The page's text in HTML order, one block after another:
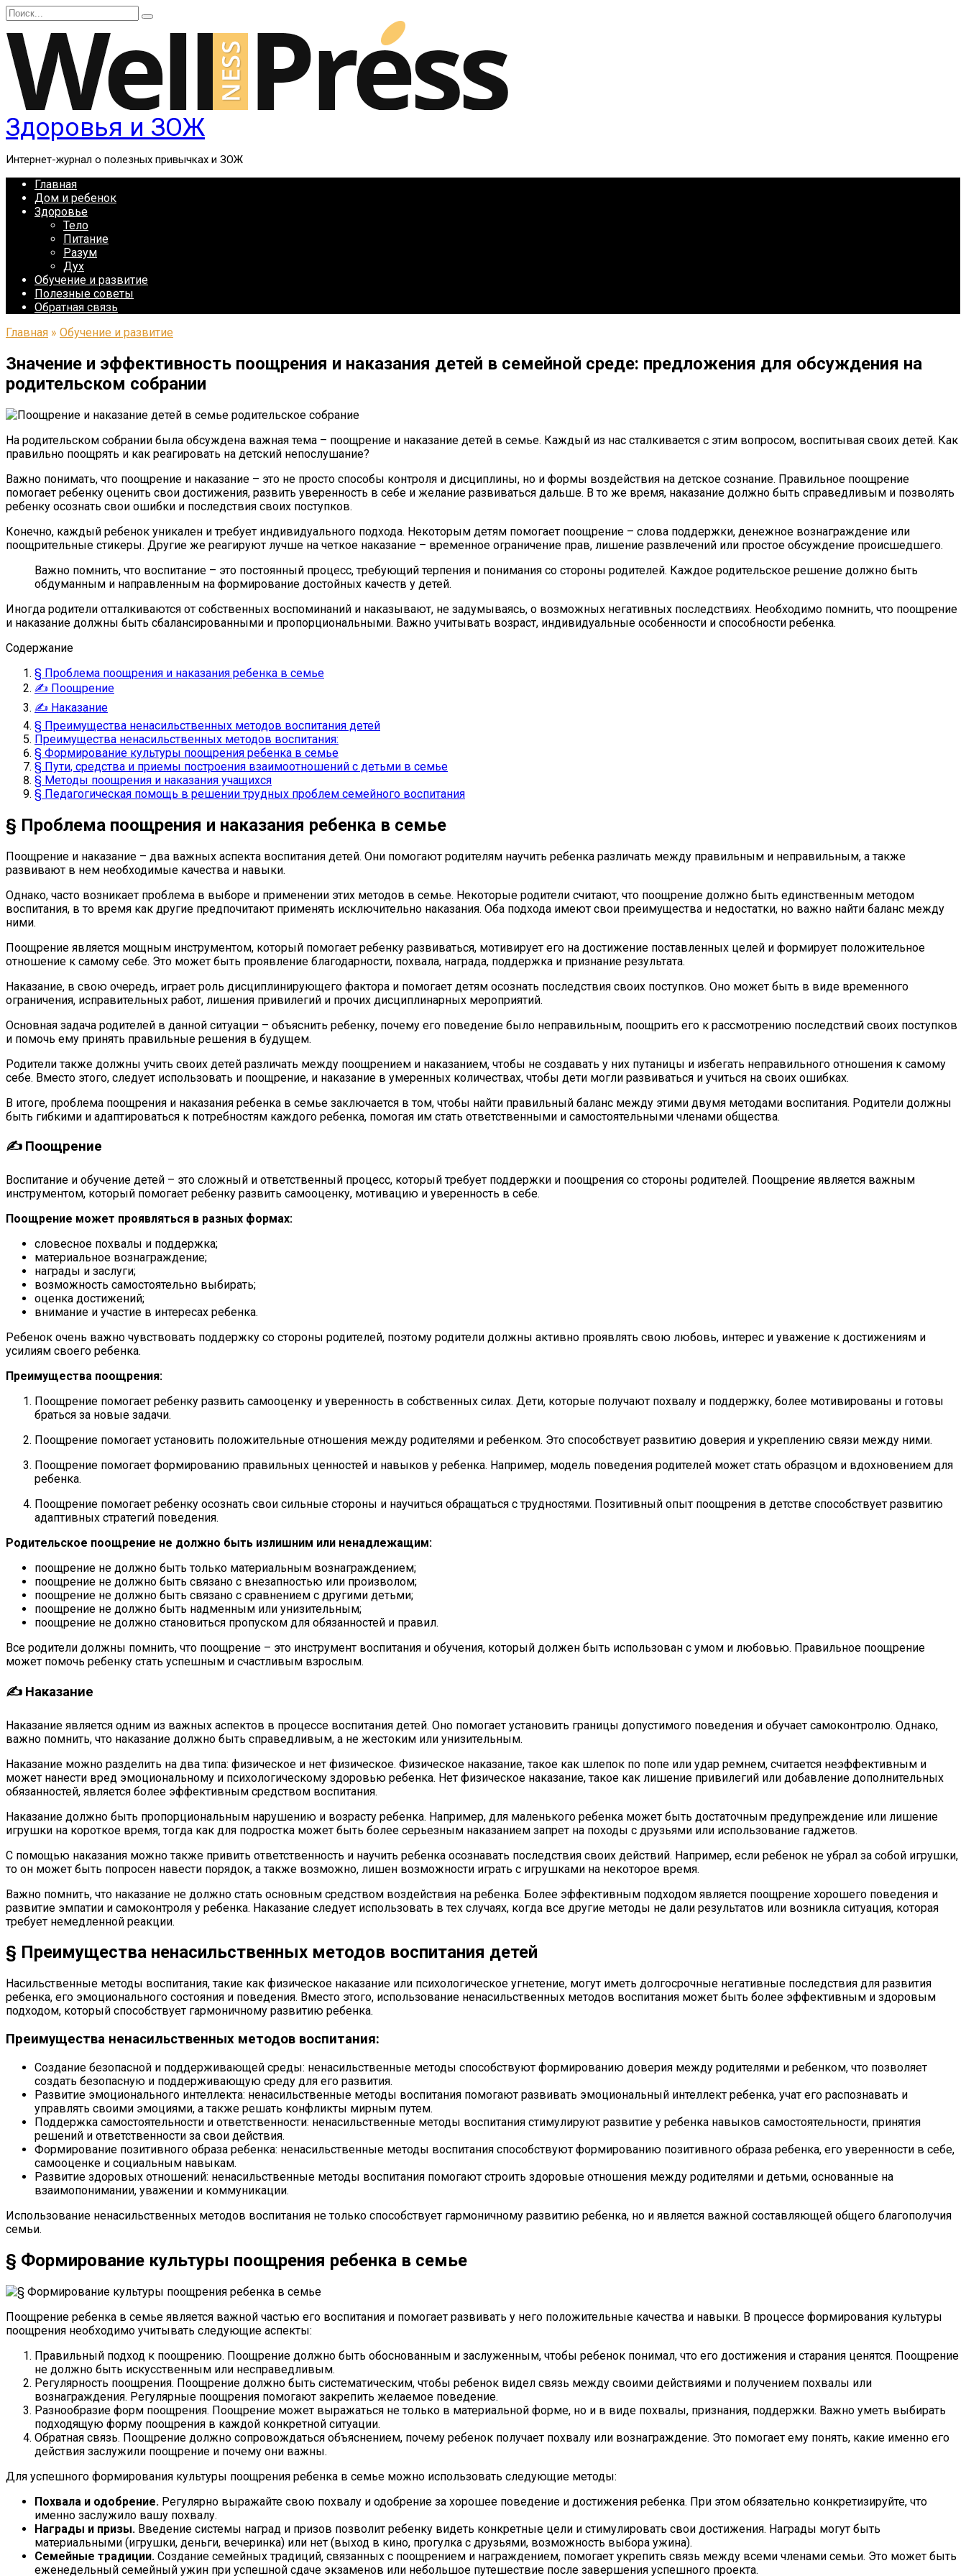
Перейти
к
содержанию
Search
for:
Здоровья и ЗОЖ
Интернет-журнал о полезных привычках и ЗОЖ
Главная
Дом и ребенок
Здоровье
Тело
Питание
Разум
Дух
Обучение и развитие
Полезные советы
Обратная связь
Главная » Обучение и развитие
Значение и эффективность поощрения и наказания детей в семейной среде: предложения для обсуждения на
родительском собрании
На родительском собрании была обсуждена важная тема – поощрение и наказание детей в семье. Каждый из нас сталкивается с этим вопросом, воспитывая своих детей. Как
правильно поощрять и как реагировать на детский непослушание?
Важно понимать, что поощрение и наказание – это не просто способы контроля и дисциплины, но и формы воздействия на детское сознание. Правильное поощрение
помогает ребенку оценить свои достижения, развить уверенность в себе и желание развиваться дальше. В то же время, наказание должно быть справедливым и позволять
ребенку осознать свои ошибки и последствия своих поступков.
Конечно, каждый ребенок уникален и требует индивидуального подхода. Некоторым детям помогает поощрение – слова поддержки, денежное вознаграждение или
поощрительные стикеры. Другие же реагируют лучше на четкое наказание – временное ограничение прав, лишение развлечений или простое обсуждение происшедшего.
Важно помнить, что воспитание – это постоянный процесс, требующий терпения и понимания со стороны родителей. Каждое родительское решение должно быть
обдуманным и направленным на формирование достойных качеств у детей.
Иногда родители отталкиваются от собственных воспоминаний и наказывают, не задумываясь, о возможных негативных последствиях. Необходимо помнить, что поощрение
и наказание должны быть сбалансированными и пропорциональными. Важно учитывать возраст, индивидуальные особенности и способности ребенка.
Содержание
§ Проблема поощрения и наказания ребенка в семье
✍ Поощрение
✍ Наказание
§ Преимущества ненасильственных методов воспитания детей
Преимущества ненасильственных методов воспитания:
§ Формирование культуры поощрения ребенка в семье
§ Пути, средства и приемы построения взаимоотношений с детьми в семье
§ Методы поощрения и наказания учащихся
§ Педагогическая помощь в решении трудных проблем семейного воспитания
§ Проблема поощрения и наказания ребенка в семье
Поощрение и наказание – два важных аспекта воспитания детей. Они помогают родителям научить ребенка различать между правильным и неправильным, а также
развивают в нем необходимые качества и навыки.
Однако, часто возникает проблема в выборе и применении этих методов в семье. Некоторые родители считают, что поощрение должно быть единственным методом
воспитания, в то время как другие предпочитают применять исключительно наказания. Оба подхода имеют свои преимущества и недостатки, но важно найти баланс между
ними.
Поощрение является мощным инструментом, который помогает ребенку развиваться, мотивирует его на достижение поставленных целей и формирует положительное
отношение к самому себе. Это может быть проявление благодарности, похвала, награда, поддержка и признание результата.
Наказание, в свою очередь, играет роль дисциплинирующего фактора и помогает детям осознать последствия своих поступков. Оно может быть в виде временного
ограничения, исправительных работ, лишения привилегий и прочих дисциплинарных мероприятий.
Основная задача родителей в данной ситуации – объяснить ребенку, почему его поведение было неправильным, поощрить его к рассмотрению последствий своих поступков
и помочь ему принять правильные решения в будущем.
Родители также должны учить своих детей различать между поощрением и наказанием, чтобы не создавать у них путаницы и избегать неправильного отношения к самому
себе. Вместо этого, следует использовать и поощрение, и наказание в умеренных количествах, чтобы дети могли развиваться и учиться на своих ошибках.
В итоге, проблема поощрения и наказания ребенка в семье заключается в том, чтобы найти правильный баланс между этими двумя методами воспитания. Родители должны
быть гибкими и адаптироваться к потребностям каждого ребенка, помогая им стать ответственными и самостоятельными членами общества.
✍ Поощрение
Воспитание и обучение детей – это сложный и ответственный процесс, который требует поддержки и поощрения со стороны родителей. Поощрение является важным
инструментом, который помогает ребенку развить самооценку, мотивацию и уверенность в себе.
Поощрение может проявляться в разных формах:
словесное похвалы и поддержка;
материальное вознаграждение;
награды и заслуги;
возможность самостоятельно выбирать;
оценка достижений;
внимание и участие в интересах ребенка.
Ребенок очень важно чувствовать поддержку со стороны родителей, поэтому родители должны активно проявлять свою любовь, интерес и уважение к достижениям и
усилиям своего ребенка.
Преимущества поощрения:
Поощрение помогает ребенку развить самооценку и уверенность в собственных силах. Дети, которые получают похвалу и поддержку, более мотивированы и готовы
браться за новые задачи.
Поощрение помогает установить положительные отношения между родителями и ребенком. Это способствует развитию доверия и укреплению связи между ними.
Поощрение помогает формированию правильных ценностей и навыков у ребенка. Например, модель поведения родителей может стать образцом и вдохновением для
ребенка.
Поощрение помогает ребенку осознать свои сильные стороны и научиться обращаться с трудностями. Позитивный опыт поощрения в детстве способствует развитию
адаптивных стратегий поведения.
Родительское поощрение не должно быть излишним или ненадлежащим:
поощрение не должно быть только материальным вознаграждением;
поощрение не должно быть связано с внезапностью или произволом;
поощрение не должно быть связано с сравнением с другими детьми;
поощрение не должно быть надменным или унизительным;
поощрение не должно становиться пропуском для обязанностей и правил.
Все родители должны помнить, что поощрение – это инструмент воспитания и обучения, который должен быть использован с умом и любовью. Правильное поощрение
может помочь ребенку стать успешным и счастливым взрослым.
✍ Наказание
Наказание является одним из важных аспектов в процессе воспитания детей. Оно помогает установить границы допустимого поведения и обучает самоконтролю. Однако,
важно помнить, что наказание должно быть справедливым, а не жестоким или унизительным.
Наказание можно разделить на два типа: физическое и нет физическое. Физическое наказание, такое как шлепок по попе или удар ремнем, считается неэффективным и
может нанести вред эмоциональному и психологическому здоровью ребенка. Нет физическое наказание, такое как лишение привилегий или добавление дополнительных
обязанностей, является более эффективным средством воспитания.
Наказание должно быть пропорциональным нарушению и возрасту ребенка. Например, для маленького ребенка может быть достаточным предупреждение или лишение
игрушки на короткое время, тогда как для подростка может быть более серьезным наказанием запрет на походы с друзьями или использование гаджетов.
С помощью наказания можно также привить ответственность и научить ребенка осознавать последствия своих действий. Например, если ребенок не убрал за собой игрушки,
то он может быть попросен навести порядок, а также возможно, лишен возможности играть с игрушками на некоторое время.
Важно помнить, что наказание не должно стать основным средством воздействия на ребенка. Более эффективным подходом является поощрение хорошего поведения и
развитие эмпатии и самоконтроля у ребенка. Наказание следует использовать в тех случаях, когда все другие методы не дали результатов или возникла ситуация, которая
требует немедленной реакции.
§ Преимущества ненасильственных методов воспитания детей
Насильственные методы воспитания, такие как физическое наказание или психологическое угнетение, могут иметь долгосрочные негативные последствия для развития
ребенка, его эмоционального состояния и поведения. Вместо этого, использование ненасильственных методов воспитания может быть более эффективным и здоровым
подходом, который способствует гармоничному развитию ребенка.
Преимущества ненасильственных методов воспитания:
Создание безопасной и поддерживающей среды: ненасильственные методы способствуют формированию доверия между родителями и ребенком, что позволяет
создать безопасную и поддерживающую среду для его развития.
Развитие эмоционального интеллекта: ненасильственные методы воспитания помогают развивать эмоциональный интеллект ребенка, учат его распознавать и
управлять своими эмоциями, а также решать конфликты мирным путем.
Поддержка самостоятельности и ответственности: ненасильственные методы воспитания стимулируют развитие у ребенка навыков самостоятельности, принятия
решений и ответственности за свои действия.
Формирование позитивного образа ребенка: ненасильственные методы воспитания способствуют формированию позитивного образа ребенка, его уверенности в себе,
самооценке и социальным навыкам.
Развитие здоровых отношений: ненасильственные методы воспитания помогают строить здоровые отношения между родителями и детьми, основанные на
взаимопонимании, уважении и коммуникации.
Использование ненасильственных методов воспитания не только способствует гармоничному развитию ребенка, но и является важной составляющей общего благополучия
семьи.
§ Формирование культуры поощрения ребенка в семье
Поощрение ребенка в семье является важной частью его воспитания и помогает развивать у него положительные качества и навыки. В процессе формирования культуры
поощрения необходимо учитывать следующие аспекты:
Правильный подход к поощрению. Поощрение должно быть обоснованным и заслуженным, чтобы ребенок понимал, что его достижения и старания ценятся. Поощрение
не должно быть искусственным или несправедливым.
Регулярность поощрения. Поощрение должно быть систематическим, чтобы ребенок видел связь между своими действиями и получением похвалы или
вознаграждения. Регулярные поощрения помогают закрепить желаемое поведение.
Разнообразие форм поощрения. Поощрение может выражаться не только в материальной форме, но и в виде похвалы, признания, поддержки. Важно уметь выбирать
подходящую форму поощрения в каждой конкретной ситуации.
Обратная связь. Поощрение должно сопровождаться объяснением, почему ребенок получает похвалу или вознаграждение. Это помогает ему понять, какие именно его
действия заслужили поощрение и почему они важны.
Для успешного формирования культуры поощрения ребенка в семье можно использовать следующие методы:
Похвала и одобрение. Регулярно выражайте свою похвалу и одобрение за хорошее поведение и достижения ребенка. При этом обязательно конкретизируйте, что
именно заслужило вашу похвалу.
Награды и призы. Введение системы наград и призов позволит ребенку видеть конкретные цели и стимулировать свои достижения. Награды могут быть
материальными (игрушки, деньги, вечеринка) или нет (выход в кино, прогулка с друзьями, возможность выбора ужина).
Семейные традиции. Создание семейных традиций, связанных с поощрением и награждением, помогает укрепить связь между всеми членами семьи. Это может быть
еженедельный семейный ужин при успешной сдаче экзаменов или небольшое путешествие после завершения успешного проекта.